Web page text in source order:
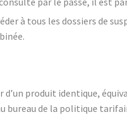
à tous les dossiers de
d’un produit identique,
bureau de la politique